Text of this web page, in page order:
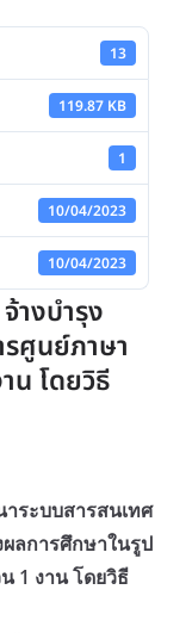
13
119.87 KB
1
10/04/2023
10/04/2023
างบำรุง
ศูนย์ภาษา
น โดยวิธี
ระบบสารสนเทศ
ลการศึกษาในรูป
1 งาน โดยวิธี